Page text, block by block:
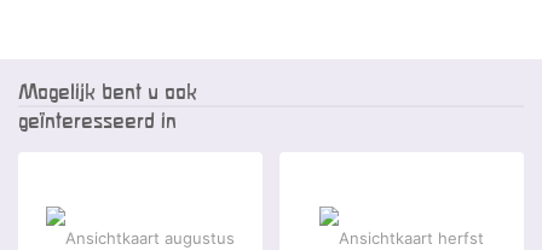
Mogelijk bent u ook
geïnteresseerd in